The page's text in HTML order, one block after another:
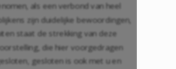
als een verbond van heel
zijn duidelijke bewoordingen,
staat de strekking van deze
die hier voorgedragen
gesloten is ook met u en